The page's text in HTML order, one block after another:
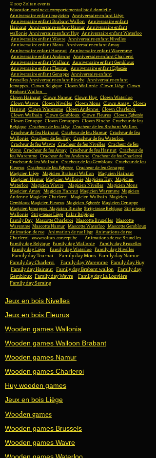
© 2017 Zoltan events
Education canine et comportementaliste à domicile
Anniversaire enfant magicien Anniversaire enfant Liège
Anniversaire enfant Brabant Wallon Anniversaire enfant
Hainaut Anniversaire enfant Namur Anniversaire enfant
wallonie Anniversaire enfant Huy Anniversaire enfant Waterloo
Anniversaire enfant Wavre Anniversaire enfant Nivelles
Anniversaire enfant Mons Anniversaire enfant Amay
Anniversaire enfant Hannut Anniversaire enfant Waremme
Anniversaire enfant Andenne Anniversaire enfant Charleroi
Anniversaire enfant Walhain Anniversaire enfant Gembloux
Anniversaire enfant Fleurus
Anniversaire enfant Eghezée
Anniversaire enfant Genappe Anniversaire enfant
BruxellesAnniversaire enfant Binche Anniversaire enfant
Jemappes Clown Belgique Clown Wallonie Clown Liège Clown
Brabant Wallon
Clown Hainaut Clown Namur Clown Huy Clown Waterloo
Clown Wavre
Clown Nivelles Clown Mons Clown Amay
Clown
Hannut Clown Waremme Clown Andenne
Clown Charleroi
Clown Walhain Clown Gembloux Clown Fleurus Clown Eghezée
Clown Genappe Clown Gemappes Clown Binche Cracheur de feu
Belgique Cracheur de feu Liège Cracheur de feu Brabant Wallon
Cracheur de feu Hainaut Cracheur de feu Namur Cracheur de feu
Wallonie Cracheur de feu Huy Cracheur de feu Waterloo
Cracheur de feu Wavre Cracheur de feu Nivelles Cracheur de feu
Mons Cracheur de feu Amay Cracheur de feu Hannut Cracheur de
feu Waremme Cracheur de feu Andenne Cracheur de feu Charleroi
Cracheur de feu Walhain Cracheur de feu Gembloux Cracheur de feu
Fleurus Cracheur de feu Eghezee Cracheur de feu Genappe
Magicien Liège
Magicien Brabant Wallon
Magicien Hainaut
Magicien Namur Magicien Wallonie Magicien Huy Magicien
Waterloo Magicien Wavre Magicien Nivelles
Magicien Mons
Magicien Amay Magicien Hannut Magicien Waremme Magicien
Andenne Magicien Charleroi Magicien Walhain Magicien
GemblouxMagicien Fleurus Magicien Eghezée Magicien Genappe
Magicien Jemappes Magicien Binche Strip-tease Belgique Strip-tease
Wallonie Strip-tease Liège Fakir Belgique
Family Day Mascotte Charleroi Mascotte Bruxelles Mascotte
Waremme Mascotte Namur Mascotte Waterloo Mascotte Gembloux
Animation de rue
Animation de rue liège Animations de rue
Charleroi www.zoltan-concept.be
Animations de rue Bruxelles
Family day Belgique Family day Wallonie
Family day Bruxelles
Family day Liège
Family day Waterloo Family day Nivelles
Family day Tournai Family day Mons Family day Namur
Family day Charleroi
Family day Waremme Family day Huy
Family day Hainaut Family day Brabant wallon Family day
Gembloux Family day Wavre
Family day La Louvière
Family day Seraing
Jeux en bois Nivelles
Jeux en bois Fleurus
Wooden games Wallonia
Wooden games Walloon Brabant
Wooden games Namur
Wooden games Charleroi
Huy wooden games
Jeux en bois Liège
Wooden games
Wooden games Brussels
Wooden games Wavre